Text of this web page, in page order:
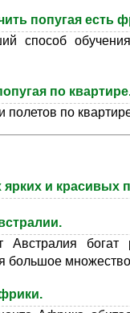
попугая есть
способ
по
полетов по
и красивых
Австралия
большое